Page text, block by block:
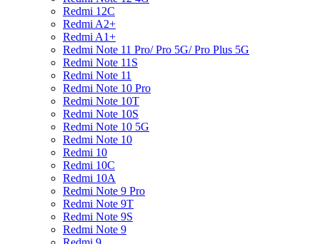
Redmi 12C
Redmi A2+
Redmi A1+
Redmi Note 11 Pro/ Pro 5G/ Pro Plus 5G
Redmi Note 11S
Redmi Note 11
Redmi Note 10 Pro
Redmi Note 10T
Redmi Note 10S
Redmi Note 10 5G
Redmi Note 10
Redmi 10
Redmi 10C
Redmi 10A
Redmi Note 9 Pro
Redmi Note 9T
Redmi Note 9S
Redmi Note 9